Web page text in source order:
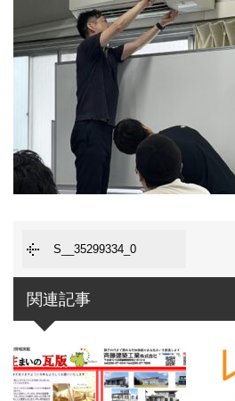
S__35299334_0
関連記事